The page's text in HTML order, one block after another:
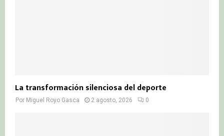
La transformación silenciosa del deporte
Por Miguel Royo Gasca 2 agosto, 2026 0